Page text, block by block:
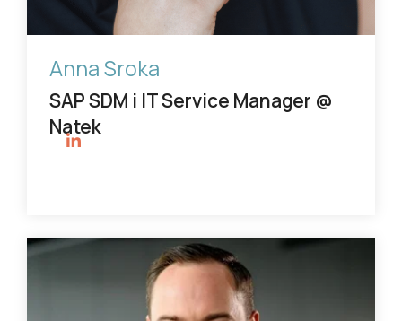
Anna Sroka
SAP SDM i IT Service Manager @
Natek